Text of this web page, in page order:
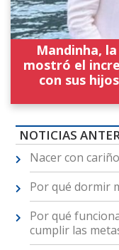
Mandinha,
mostró el
con sus
NOTICIAS
Nacer con cariño
Por qué dormir
Por qué
cumplir las